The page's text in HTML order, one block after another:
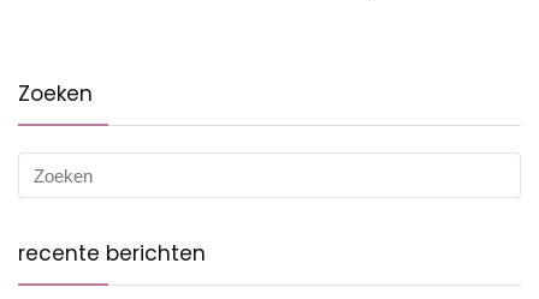
Zoeken
recente berichten